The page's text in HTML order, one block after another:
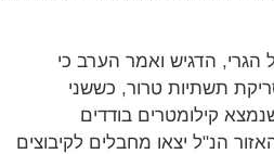
הדגיש ואמר הערב כי
טרור, כששני
קילומטרים בודדים
הנ"ל יצאו מחבלים לקיבוצים